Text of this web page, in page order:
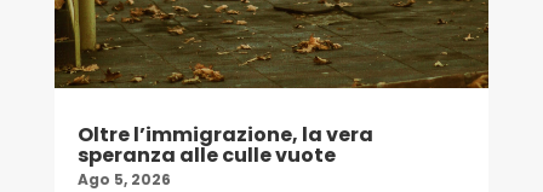
Oltre l’immigrazione, la vera
speranza alle culle vuote
Ago 5, 2026